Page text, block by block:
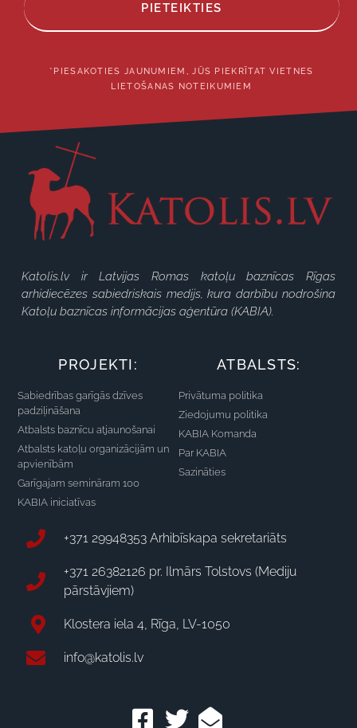
PIETEIKTIES
*PIESAKOTIES JAUNUMIEM, JŪS PIEKRĪTAT VIETNES
LIETOŠANAS NOTEIKUMIEM
Katolis.lv ir Latvijas Romas katoļu baznīcas Rīgas
arhidiecēzes sabiedriskais medijs, kura darbību nodrošina
Katoļu baznīcas informācijas aģentūra (KABIA).
PROJEKTI:
Sabiedrības garīgās dzīves
padziļināšana
Atbalsts baznīcu atjaunošanai
Atbalsts katoļu organizācijām un
apvienībām
Garīgajam semināram 100
KABIA iniciatīvas
ATBALSTS:
Privātuma politika
Ziedojumu politika
KABIA Komanda
Par KABIA
Sazināties
+371 29948353 Arhibīskapa sekretariāts
+371 26382126 pr. Ilmārs Tolstovs (Mediju
pārstāvjiem)
Klostera iela 4, Rīga, LV-1050
info@katolis.lv